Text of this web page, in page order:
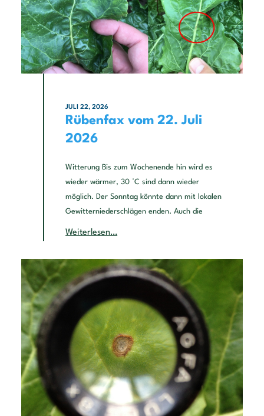
Rübenfax vom 22. Juli
2026
JULI 22, 2026
Witterung Bis zum Wochenende hin wird es
wieder wärmer, 30 °C sind dann wieder
möglich. Der Sonntag könnte dann mit lokalen
Gewitterniederschlägen enden. Auch die
Weiterlesen…